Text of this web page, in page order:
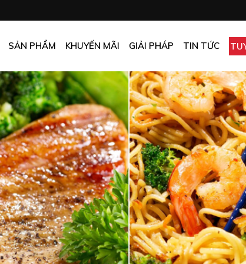
SẢN PHẨM KHUYẾN MÃI
CHƯƠNG TRÌNH KHUYẾN MÃI
ẤN PHẨM KHUYẾN MÃI
MUA ONLINE GIÁ TỐT
GIÁ TỐT CHO DOANH NGHIỆP
GIẢI PHÁP
KHÁCH SẠN
NHÀ HÀNG
CĂN TIN
VĂN PHÒNG
NHÀ MÁY
TẠP HÓA
TIN TỨC
CHƯƠNG TRÌNH KHUYẾN MÃI
ẤN PHẨM KHUYẾN MÃI
GIÁ TỐT CHO DOANH NGHIỆP
KHÁCH SẠN
NHÀ HÀNG
VĂN PHÒNG
NHÀ MÁY
TẠP HÓA